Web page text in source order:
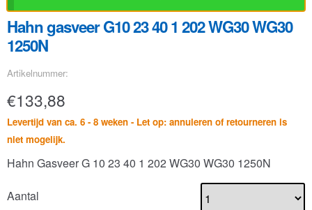
Hahn gasveer G10 23 40 1 202 WG30 WG30
1250N
Artikelnummer:
€133,88
Levertijd van ca. 6 - 8 weken - Let op: annuleren of retourneren is
niet mogelijk.
Hahn Gasveer G 10 23 40 1 202 WG30 WG30 1250N
Aantal